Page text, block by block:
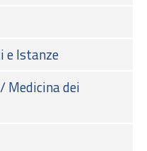
e Istanze
Medicina dei